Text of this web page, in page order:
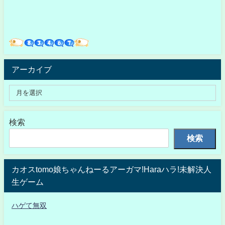
アーカイブ
検索
検索
カオスtomo娘ちゃんねーるアーガマ!Haraハラ!未解決人
生ゲーム
ハゲて無双